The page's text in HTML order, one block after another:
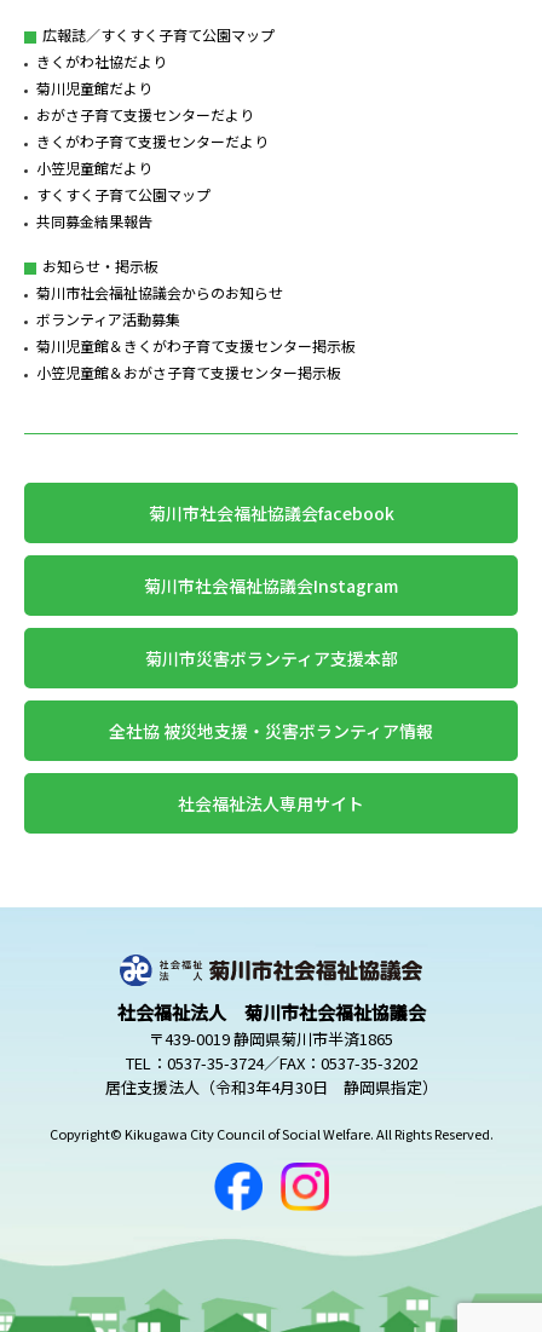
広報誌／すくすく子育て公園マップ
きくがわ社協だより
菊川児童館だより
おがさ子育て支援センターだより
きくがわ子育て支援センターだより
小笠児童館だより
すくすく子育て公園マップ
共同募金結果報告
お知らせ・掲示板
菊川市社会福祉協議会からのお知らせ
ボランティア活動募集
菊川児童館＆きくがわ子育て支援センター掲示板
小笠児童館＆おがさ子育て支援センター掲示板
菊川市社会福祉協議会facebook
菊川市社会福祉協議会Instagram
菊川市災害ボランティア支援本部
全社協 被災地支援・災害ボランティア情報
社会福祉法人専用サイト
社会福祉法人 菊川市社会福祉協議会
〒439-0019 静岡県菊川市半済1865
TEL：0537-35-3724／FAX：0537-35-3202
居住支援法人（令和3年4月30日 静岡県指定）
Copyright© Kikugawa City Council of Social Welfare. All Rights Reserved.